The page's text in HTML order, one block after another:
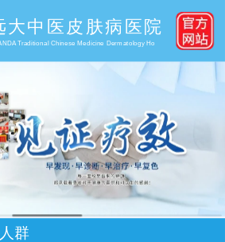
大中医皮肤病医院
Traditional Chinese Medicine Dermatology Ho
群